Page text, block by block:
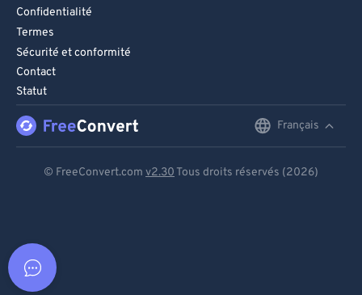
Confidentialité
Termes
Sécurité et conformité
Contact
Statut
Français
© FreeConvert.com v2.30 Tous droits réservés (2026)